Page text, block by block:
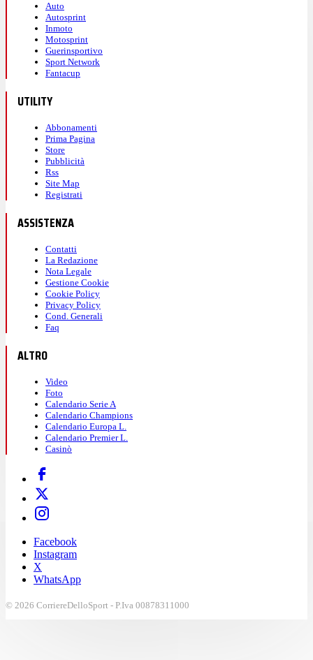
Auto
Autosprint
Inmoto
Motosprint
Guerinsportivo
Sport Network
Fantacup
UTILITY
Abbonamenti
Prima Pagina
Store
Pubblicità
Rss
Site Map
Registrati
ASSISTENZA
Contatti
La Redazione
Nota Legale
Gestione Cookie
Cookie Policy
Privacy Policy
Cond. Generali
Faq
ALTRO
Video
Foto
Calendario Serie A
Calendario Champions
Calendario Europa L.
Calendario Premier L.
Casinò
Facebook
Instagram
X
WhatsApp
© 2026 CorriereDelloSport - P.Iva 00878311000